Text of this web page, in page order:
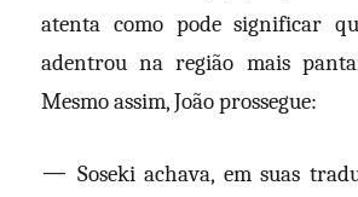
atenta como pode significar
adentrou na região mais
Mesmo assim, João prossegue:
— Soseki achava, em suas